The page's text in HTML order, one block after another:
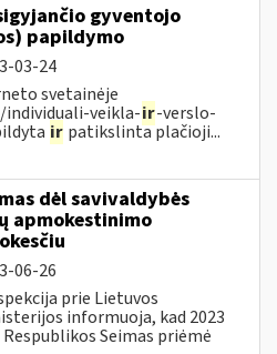
gyventojo
papildymo
03-24
svetainėje
veikla-ir-verslo-
ir patikslinta plačioji...
dėl savivaldybės
apmokestinimo
06-26
prie Lietuvos
informuoja, kad 2023
Seimas priėmė